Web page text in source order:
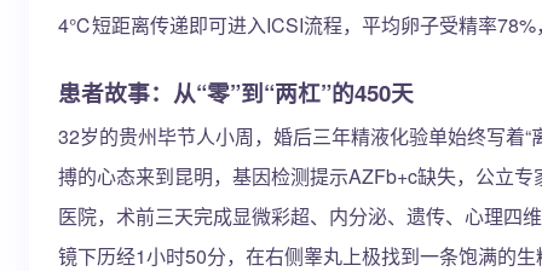
4℃短距离传递即可进入ICSI流程，平均卵子受精率
患者故事：从“零”到“两杠”的450天
32岁的贵州毕节人小周，婚后三年精液化验单始终写着
搏的心态来到昆明，基因检测提示AZFb+c缺失，公立
医院，术前三天完成显微彩超、内分泌、遗传、心理四
镜下历经1小时50分，在右侧睾丸上极找到一条饱满的